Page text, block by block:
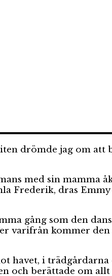
drömde jag om att
med sin mamma
Frederik, dras
gång som den
varifrån kommer den
havet, i trädgårdarna
och berättade om allt